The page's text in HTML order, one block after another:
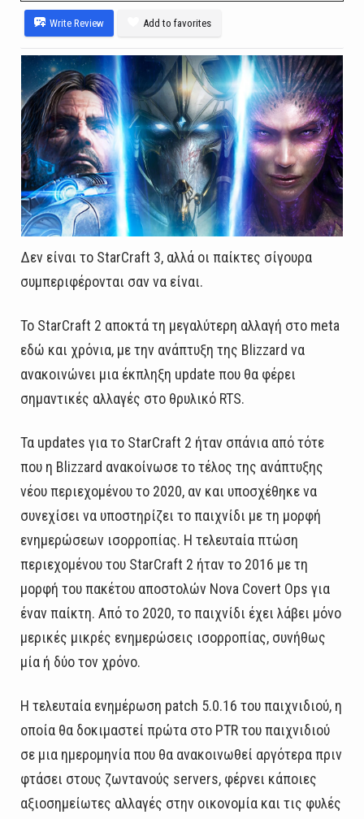
Write Review Add to favorites
Δεν είναι το StarCraft 3, αλλά οι παίκτες σίγουρα
συμπεριφέρονται σαν να είναι.
Το StarCraft 2 αποκτά τη μεγαλύτερη αλλαγή στο meta
εδώ και χρόνια, με την ανάπτυξη της Blizzard να
ανακοινώνει μια έκπληξη update που θα φέρει
σημαντικές αλλαγές στο θρυλικό RTS.
Τα updates για το StarCraft 2 ήταν σπάνια από τότε
που η Blizzard ανακοίνωσε το τέλος της ανάπτυξης
νέου περιεχομένου το 2020, αν και υποσχέθηκε να
συνεχίσει να υποστηρίζει το παιχνίδι με τη μορφή
ενημερώσεων ισορροπίας. Η τελευταία πτώση
περιεχομένου του StarCraft 2 ήταν το 2016 με τη
μορφή του πακέτου αποστολών Nova Covert Ops για
έναν παίκτη. Από το 2020, το παιχνίδι έχει λάβει μόνο
μερικές μικρές ενημερώσεις ισορροπίας, συνήθως
μία ή δύο τον χρόνο.
Η τελευταία ενημέρωση patch 5.0.16 του παιχνιδιού, η
οποία θα δοκιμαστεί πρώτα στο PTR του παιχνιδιού
σε μια ημερομηνία που θα ανακοινωθεί αργότερα πριν
φτάσει στους ζωντανούς servers, φέρνει κάποιες
αξιοσημείωτες αλλαγές στην οικονομία και τις φυλές